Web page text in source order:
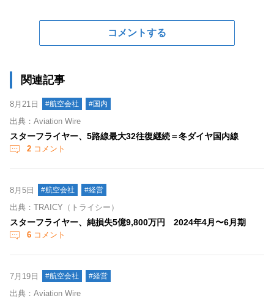
コメントする
関連記事
8月21日 #航空会社 #国内
出典：Aviation Wire
スターフライヤー、5路線最大32往復継続＝冬ダイヤ国内線
2 コメント
8月5日 #航空会社 #経営
出典：TRAICY（トライシー）
スターフライヤー、純損失5億9,800万円 2024年4月〜6月期
6 コメント
7月19日 #航空会社 #経営
出典：Aviation Wire